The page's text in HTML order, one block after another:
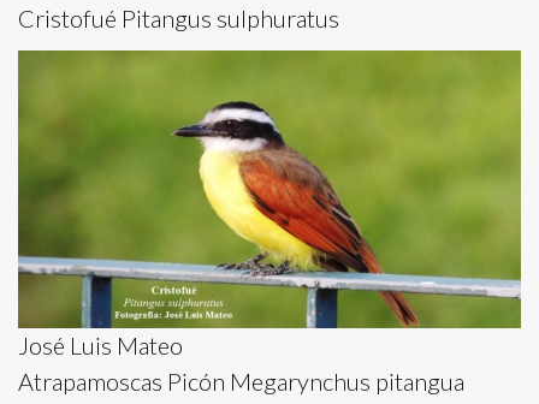
Cristofué Pitangus sulphuratus
José Luis Mateo
Atrapamoscas Picón Megarynchus pitangua